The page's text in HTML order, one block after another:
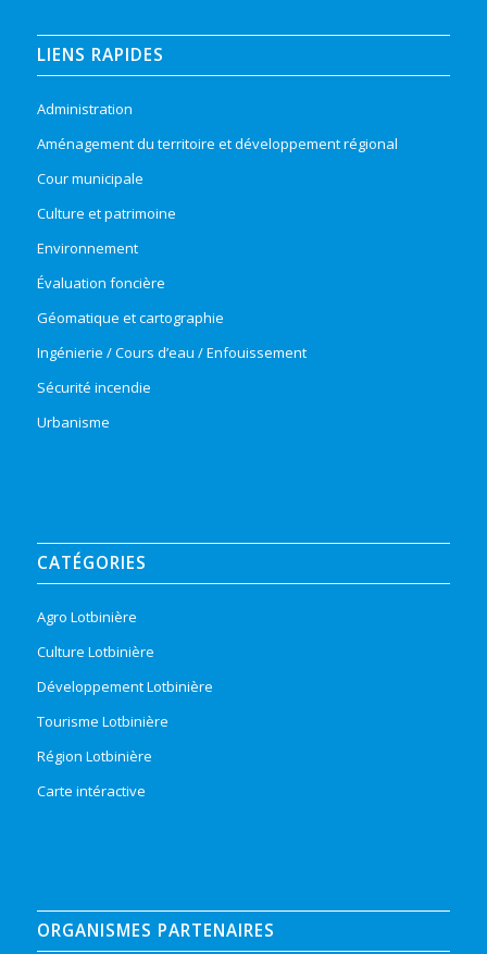
LIENS RAPIDES
Administration
Aménagement du territoire et développement régional
Cour municipale
Culture et patrimoine
Environnement
Évaluation foncière
Géomatique et cartographie
Ingénierie / Cours d’eau / Enfouissement
Sécurité incendie
Urbanisme
CATÉGORIES
Agro Lotbinière
Culture Lotbinière
Développement Lotbinière
Tourisme Lotbinière
Région Lotbinière
Carte intéractive
ORGANISMES PARTENAIRES